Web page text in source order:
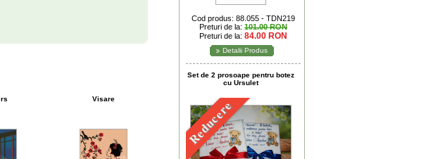
Visare
Cod produs: 88.055 - TDN219
Preturi de la: 101.00 RON
Preturi de la: 84.00 RON
Detalii Produs
Set de 2 prosoape pentru botez
cu Ursulet
Reducere